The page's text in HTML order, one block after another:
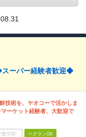
スーパー経験者歓迎◆
技術を、ヤオコーで活かしま
ーケット経験者、大歓迎で
歴不問 ベテランOK